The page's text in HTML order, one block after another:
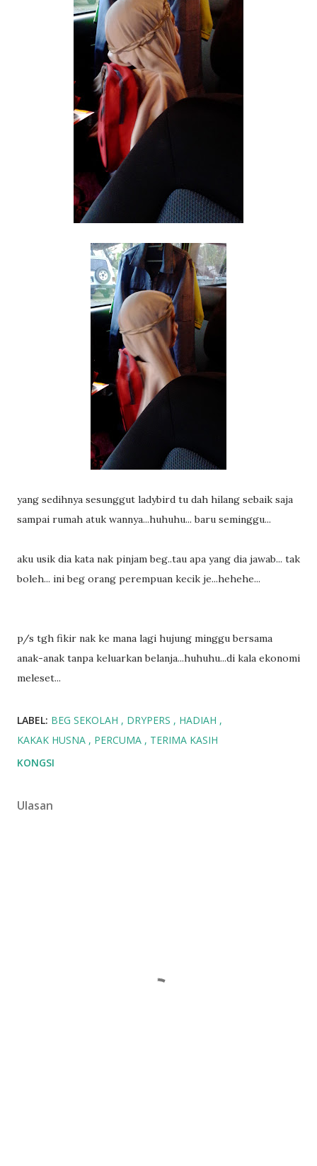
yang sedihnya sesunggut ladybird tu dah hilang sebaik saja
sampai rumah atuk wannya...huhuhu... baru seminggu...
aku usik dia kata nak pinjam beg..tau apa yang dia jawab... tak
boleh... ini beg orang perempuan kecik je...hehehe...
p/s tgh fikir nak ke mana lagi hujung minggu bersama
anak-anak tanpa keluarkan belanja...huhuhu...di kala ekonomi
meleset...
LABEL: BEG SEKOLAH DRYPERS
HADIAH
KAKAK HUSNA
PERCUMA
TERIMA KASIH
KONGSI
Ulasan